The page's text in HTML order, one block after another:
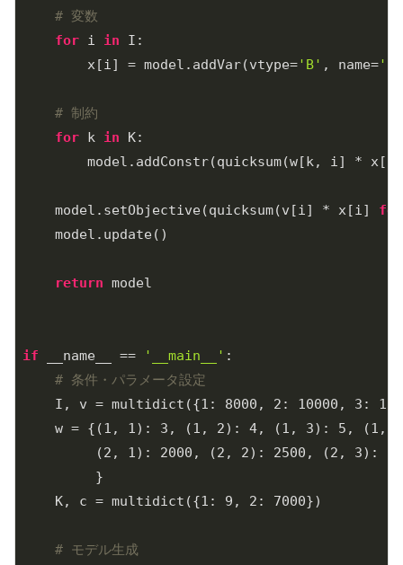
# 変数
for i in I:
        x[i] = model.addVar(vtype=
'B' , name=''
# 制約
for k in K:
model.addConstr(quicksum(w[k, i] *
    model.setObjective(quicksum(v[i] * x[i]
for
    model.update()
return model
if __name__ == '__main__' :
# 条件・パラメータ設定
    I, v = multidict({
1 : 8000 , 2 : 10000 , 3 :
    w = {(
1 , 1): 3 , (1 , 2): 4, (1 , 3): 5 , (1 ,
         (
2 , 1): 2000 , (2 , 2): 2500 , (2 , 3):
         }
    K, c = multidict({
1 : 9 , 2 : 7000})
# モデル生成